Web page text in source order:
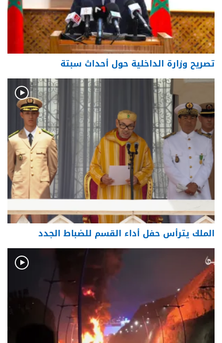
تصريح وزارة الداخلية حول أحداث سبتة
الملك يترأس حفل أداء القسم للضباط الجدد